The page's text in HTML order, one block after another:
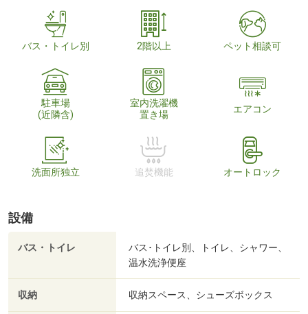
バス・トイレ別 2階以上 ペット相談可
駐車場
(近隣含)
室内洗濯機
置き場
エアコン
洗面所独立 追焚機能 オートロック
設備
バス・トイレ
バス･トイレ別、トイレ、シャワー、
温水洗浄便座
収納 収納スペース、シューズボックス